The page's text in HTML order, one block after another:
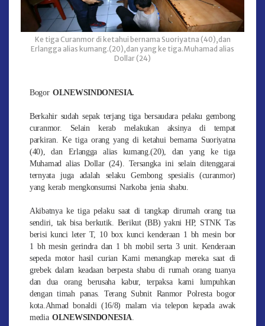
Ke tiga Curanmor di ketahui bernama Suoriyatna (40),dan
Erlangga alias kumang.(20),dan yang ke tiga.Muhamad alias
Dollar (24)
Bogor OLNEWSINDONESIA.
Berkahir sudah sepak terjang tiga bersaudara pelaku gembong
curanmor. Selain kerab melakukan aksinya di tempat
parkiran. Ke tiga orang yang di ketahui bernama Suoriyatna
(40), dan Erlangga alias kumang.(20), dan yang ke tiga
Muhamad alias Dollar (24). Tersangka ini selain ditenggarai
ternyata juga adalah selaku Gembong spesialis (curanmor)
yang kerab mengkonsumsi Narkoba jenia shabu.
Akibatnya ke tiga pelaku saat di tangkap dirumah orang tua
sendiri, tak bisa berkutik. Berikut (BB) yakni HP, STNK Tas
berisi kunci leter T, 10 box kunci kenderaan 1 bh mesin bor
1 bh mesin gerindra dan 1 bh mobil serta 3 unit. Kenderaan
sepeda motor hasil curian Kami menangkap mereka saat di
grebek dalam keadaan berpesta shabu di rumah orang tuanya
dan dua orang berusaha kabur, terpaksa kami lumpuhkan
dengan timah panas. Terang Subnit Ranmor Polresta bogor
kota.Ahmad bonaldi (16/8) malam via telepon kepada awak
media OLNEWSINDONESIA.